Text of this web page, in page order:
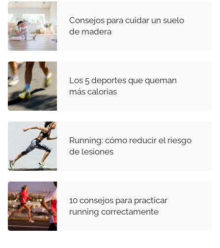
Consejos para cuidar un suelo
de madera
Los 5 deportes que queman
más calorias
Running: cómo reducir el riesgo
de lesiones
10 consejos para practicar
running correctamente